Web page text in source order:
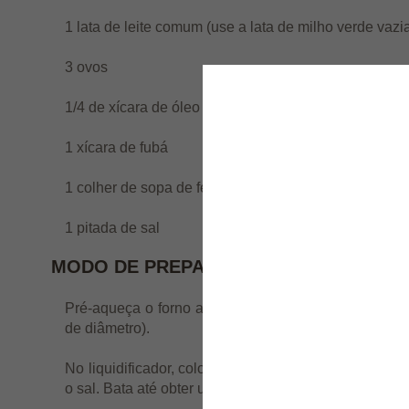
1 lata de leite comum (use a lata de milho verde
3 ovos
1/4 de xícara de óleo vegetal
1 xícara de fubá
1 colher de sopa de fermento em pó
1 pitada de sal
MODO DE PREPARO:
Pré-aqueça o forno a 180°C. Unte e enfarinhe uma
de diâmetro).
No liquidificador, coloque o milho verde escorrido, o
o sal. Bata até obter uma mistura homogênea.